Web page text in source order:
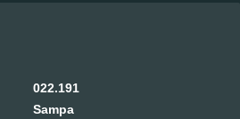
022.191
Sampa